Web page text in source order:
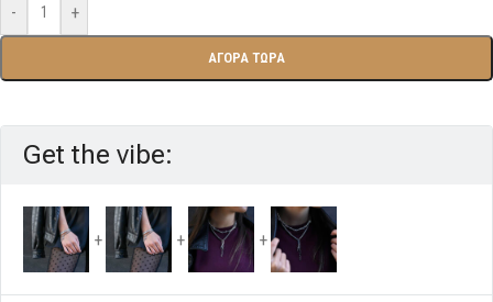
- +
ΑΓΟΡΑ ΤΩΡΑ
Get the vibe: